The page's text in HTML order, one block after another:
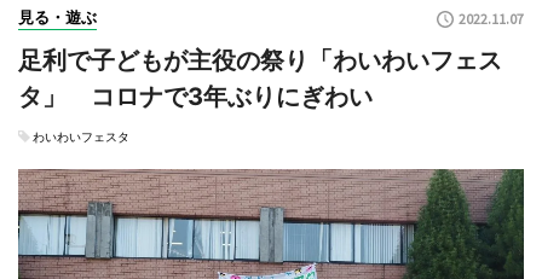
見る・遊ぶ 2022.11.07
足利で子どもが主役の祭り「わいわいフェス
タ」 コロナで3年ぶりにぎわい
わいわいフェスタ